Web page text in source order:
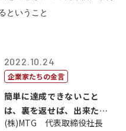
2022.10.24
企業家たちの金言
簡単に達成できないこと
は、裏を返せば、出来たら
価値があるとい...
(株)MTG 代表取締役社長